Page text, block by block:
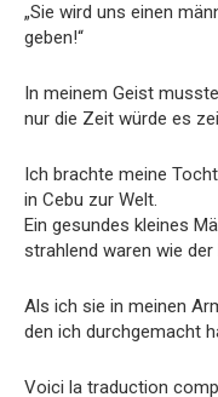
„Sie wird uns einen
geben!“
In meinem Geist
nur die Zeit würde es
Ich brachte meine
in Cebu zur Welt.
Ein gesundes kleines
strahlend waren wie der
Als ich sie in meinen
den ich durchgemacht
Voici la traduction